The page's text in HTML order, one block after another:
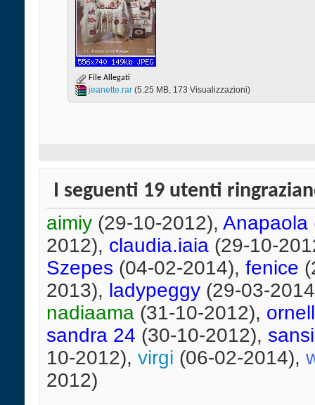
File Allegati
jeanette.rar‎ (5.25 MB, 173 Visualizzazioni)
I seguenti 19 utenti
aimiy (29-10-2012), Anapaola
2012), claudia.iaia (29-10-
Szepes (04-02-2014), fenice
2013), ladypeggy (29-03-
nadiaama (31-10-2012),
sandra 24 (30-10-2012),
10-2012), virgi (06-02-2014),
2012)